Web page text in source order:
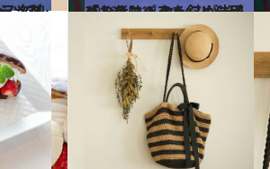
2016.12.18
パンナコッタを斜めに固めるだけ！ センスが光る「おうちパフェ」レシピ
グルメ